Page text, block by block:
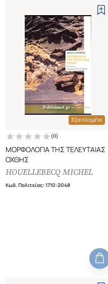
Εξαντλημένο
(0)
ΜΟΡΦΟΛΟΓΙΑ ΤΗΣ ΤΕΛΕΥΤΑΙΑΣ
ΟΧΘΗΣ
HOUELLEBECQ MICHEL
Κωδ. Πολιτείας:1710-2048